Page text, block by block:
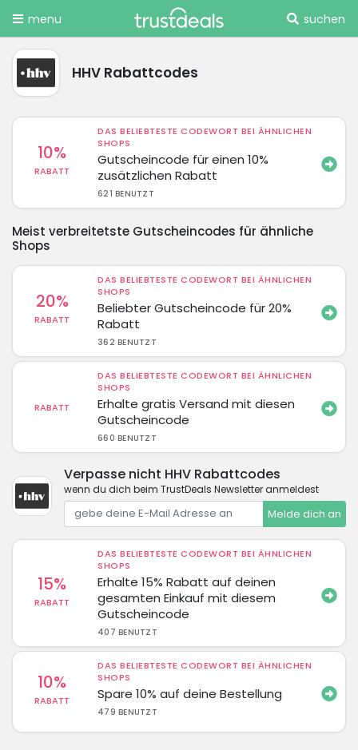
menu suchen
HHV Rabattcodes
10%
RABATT
DAS BELIEBTESTE CODEWORT BEI ÄHNLICHEN
SHOPS
Gutscheincode für einen 10%
zusätzlichen Rabatt
621 BENUTZT
Meist verbreitetste Gutscheincodes für ähnliche
Shops
20%
RABATT
DAS BELIEBTESTE CODEWORT BEI ÄHNLICHEN
SHOPS
Beliebter Gutscheincode für 20%
Rabatt
362 BENUTZT
RABATT
DAS BELIEBTESTE CODEWORT BEI ÄHNLICHEN
SHOPS
Erhalte gratis Versand mit diesen
Gutscheincode
660 BENUTZT
Verpasse nicht HHV Rabattcodes
wenn du dich beim TrustDeals Newsletter anmeldest
Melde dich an
15%
RABATT
DAS BELIEBTESTE CODEWORT BEI ÄHNLICHEN
SHOPS
Erhalte 15% Rabatt auf deinen
gesamten Einkauf mit diesem
Gutscheincode
407 BENUTZT
10%
RABATT
DAS BELIEBTESTE CODEWORT BEI ÄHNLICHEN
SHOPS
Spare 10% auf deine Bestellung
479 BENUTZT